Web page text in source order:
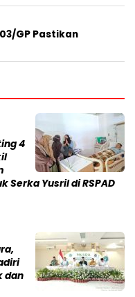
GP Pastikan
4
Serka Yusril di RSPAD
dan